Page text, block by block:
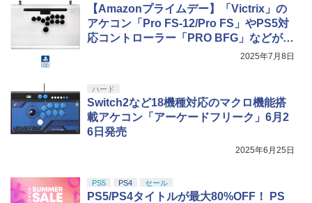
【Amazonプライムデー】「Victrix」の
アケコン「Pro FS-12/Pro FS」やPS5対
応コントローラー「PRO BFG」などがお
2025年7月8日
ハード
Switch2など18機種対応のマクロ機能搭
載アケコン「アーケードフリーク」6月2
6日発売
2025年6月25日
PS5 PS4 セール
PS5/PS4タイトルが最大80%OFF！ PS